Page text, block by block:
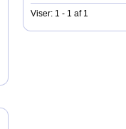
Viser: 1 - 1 af 1